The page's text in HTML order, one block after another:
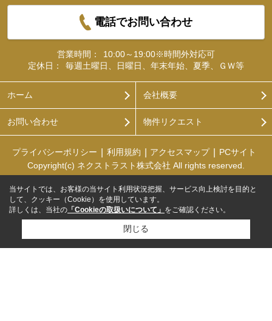
電話でお問い合わせ
営業時間：
10:00～19:00※時間外対応可
定休日：
毎週土曜日、日曜日、年末年始、夏季、ＧＷ等
ホーム 会社概要
お問い合わせ 物件リクエスト
プライバシーポリシー 利用規約 アクセスマップ
PCサイト
Copyright(c) ネクストラスト株式会社 All rights reserved.
当サイトでは、お客様の当サイト利用状況把握、サービス向上検討を目的と
して、クッキー（Cookie）を使用しています。
詳しくは、当社の 「Cookieの取扱いについて」 をご確認ください。
閉じる